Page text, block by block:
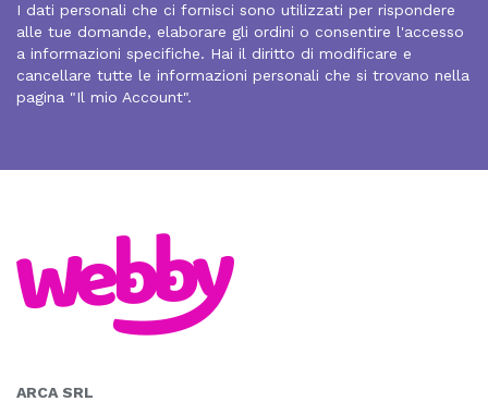
I dati personali che ci fornisci sono utilizzati per rispondere
alle tue domande, elaborare gli ordini o consentire l'accesso
a informazioni specifiche. Hai il diritto di modificare e
cancellare tutte le informazioni personali che si trovano nella
pagina "Il mio Account".
ARCA SRL